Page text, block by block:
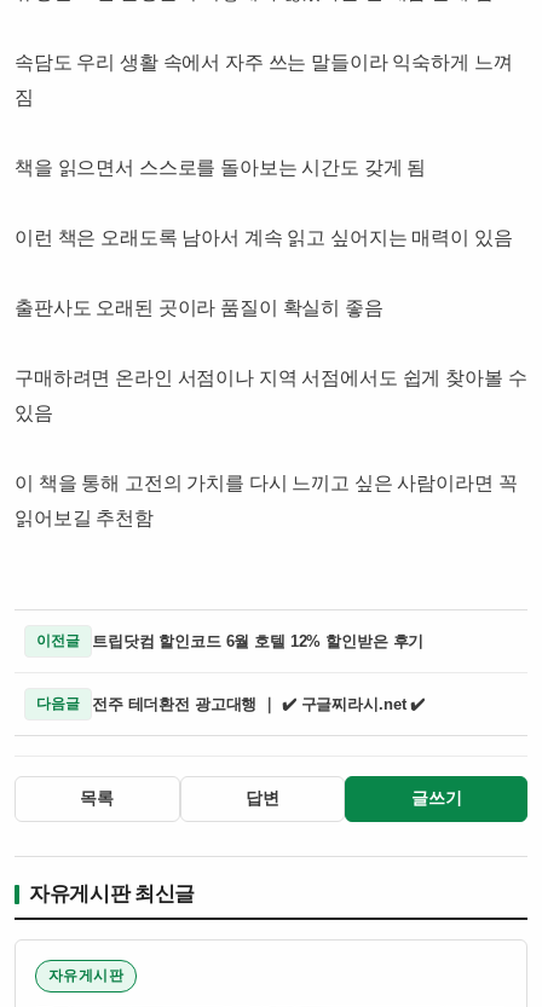
속담도 우리 생활 속에서 자주 쓰는 말들이라 익숙하게 느껴
짐
책을 읽으면서 스스로를 돌아보는 시간도 갖게 됨
이런 책은 오래도록 남아서 계속 읽고 싶어지는 매력이 있음
출판사도 오래된 곳이라 품질이 확실히 좋음
구매하려면 온라인 서점이나 지역 서점에서도 쉽게 찾아볼 수
있음
이 책을 통해 고전의 가치를 다시 느끼고 싶은 사람이라면 꼭
읽어보길 추천함
이전글 트립닷컴 할인코드 6월 호텔 12% 할인받은 후기
다음글 전주 테더환전 광고대행 ｜ ✔️ 구글찌라시.net ✔️
목록 답변 글쓰기
자유게시판 최신글
자유게시판